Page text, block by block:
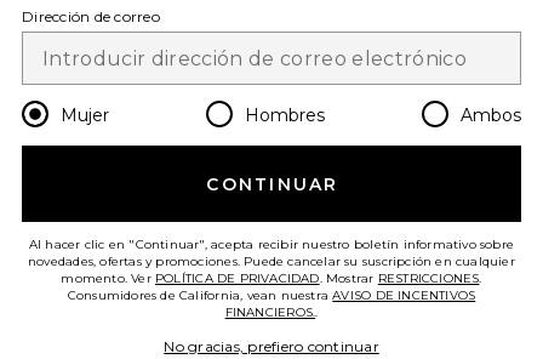
Change Country Regions
es USD
¡AYÚDANOS A MEJORAR!
ATENCIÓN AL CLIENTE
Dirección de correo
Mujer Hombres Ambos
CONTINUAR
Al hacer clic en "Continuar", acepta recibir nuestro boletín informativo sobre
novedades, ofertas y promociones. Puede cancelar su suscripción en cualquier
momento. Ver POLÍTICA DE PRIVACIDAD. Mostrar RESTRICCIONES.
Consumidores de California, vean nuestraAVISO DE INCENTIVOS
FINANCIEROS..
No gracias, prefiero continuar